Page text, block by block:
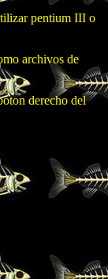
pentium III o
archivos de
derecho del